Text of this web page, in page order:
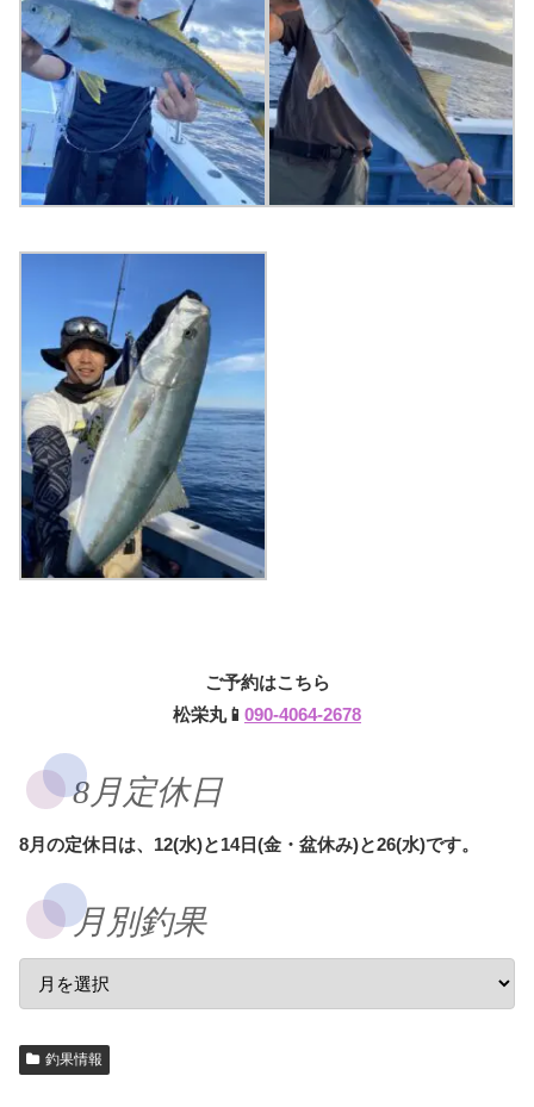
ご予約はこちら
松栄丸📱 090-4064-2678
8月定休日
8月の定休日は、12(水)と14日(金・盆休み)と26(水)です。
月別釣果
釣果情報